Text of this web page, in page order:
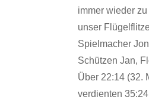
immer wieder
unser
Spielmacher
Schützen Jan,
Über 22:14 (32.
verdienten